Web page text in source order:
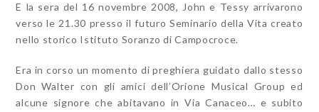
E la sera del 16 novembre 2008, John e Tessy arrivarono
verso le 21.30 presso il futuro Seminario della Vita creato
nello storico Istituto Soranzo di Campocroce.
Era in corso un momento di preghiera guidato dallo stesso
Don Walter con gli amici dell’Orione Musical Group ed
alcune signore che abitavano in Via Canaceo… e subito